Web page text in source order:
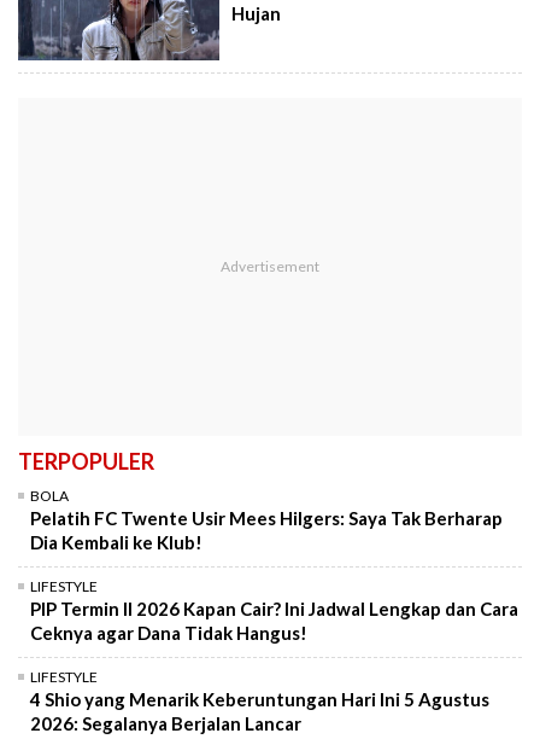
Hujan
TERPOPULER
BOLA
Pelatih FC Twente Usir Mees Hilgers: Saya Tak Berharap
Dia Kembali ke Klub!
LIFESTYLE
PIP Termin II 2026 Kapan Cair? Ini Jadwal Lengkap dan Cara
Ceknya agar Dana Tidak Hangus!
LIFESTYLE
4 Shio yang Menarik Keberuntungan Hari Ini 5 Agustus
2026: Segalanya Berjalan Lancar